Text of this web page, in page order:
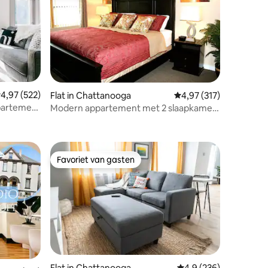
beoordeling van 4,97 op 5, 522 recensies
4,97 (522)
Flat in Chattanooga Gemiddelde
4,97 (317)
Modern appartement met 2 slaapkamers
Favoriet van gasten
Favoriet van gasten